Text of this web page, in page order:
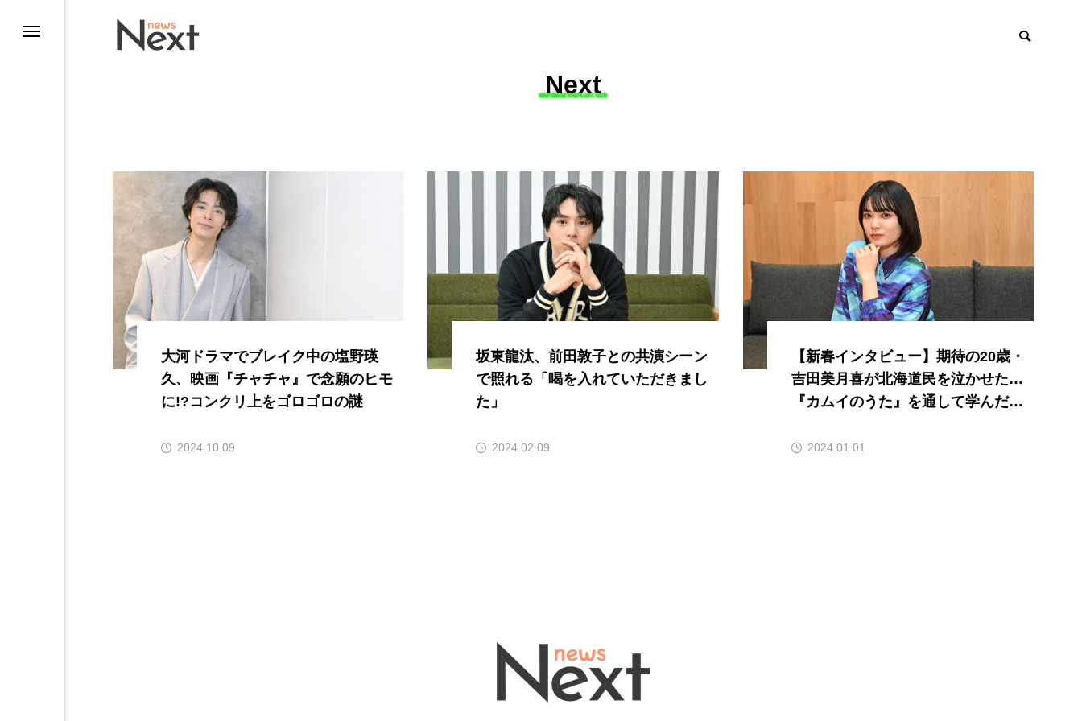
Next
大河ドラマでブレイク中の塩野瑛
久、映画『チャチャ』で念願のヒモ
に!?コンクリ上をゴロゴロの謎
2024.10.09
坂東龍汰、前田敦子との共演シーン
で照れる「喝を入れていただきまし
た」
2024.02.09
【新春インタビュー】期待の20歳・
吉田美月喜が北海道民を泣かせた…
『カムイのうた』を通して学んだ差
2024.01.01